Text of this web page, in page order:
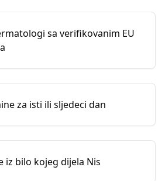
sa verifikovanim EU
za isti ili sljedeci dan
iz bilo kojeg dijela Nis